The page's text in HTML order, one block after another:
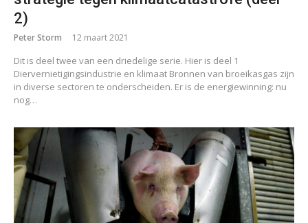
2)
Peter Storm 12 maart 2021
Dit is deel twee van een driedelige serie. Hier is deel 1
Diervernietigingsindustrie en klimaat Bronnen van broeikasgas zijn
in diverse sectoren te onderscheiden. Er is de energiewinning: nu
nog…